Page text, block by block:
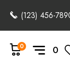
(123) 456-
0
0